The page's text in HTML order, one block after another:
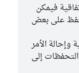
فيمكن
على بعض
الأمر
إلى